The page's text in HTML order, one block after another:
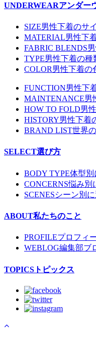
UNDERWEARアンダー
SIZE男性下着のサ
MATERIAL男性下
FABRIC BLENDS
TYPE男性下着の種
COLOR男性下着の
FUNCTION男性下
MAINTENANCE男
HOW TO FOLD男
HISTORY男性下着
BRAND LIST世界
SELECT選び方
BODY TYPE体型別
CONCERNS悩み別
SCENESシーン別
ABOUT私たちのこと
PROFILEプロフィ
WEBLOG編集部ブ
TOPICS トピックス